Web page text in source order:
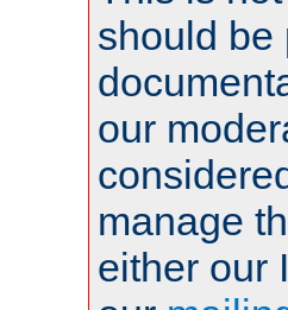
should be
our
manage
either our